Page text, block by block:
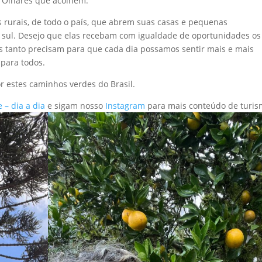
de todo o país, que abrem suas casas e pequenas
Desejo que elas recebam com igualdade de oportunidades os
precisam para que cada dia possamos sentir mais e mais
todos.
estes caminhos verdes do Brasil.
– dia a diae sigam nosso Instagram para mais conteúdo de